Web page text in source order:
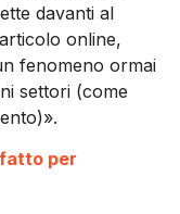
davanti al
online,
fenomeno ormai
settori (come
per